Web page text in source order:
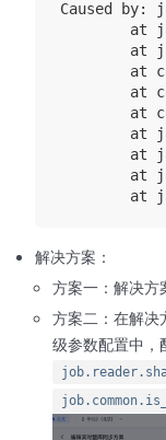
Caused by:
at
at
at
at
at
at
at
at
解决方案：
方案一：解决方
方案二：在解决
级参数配置中，